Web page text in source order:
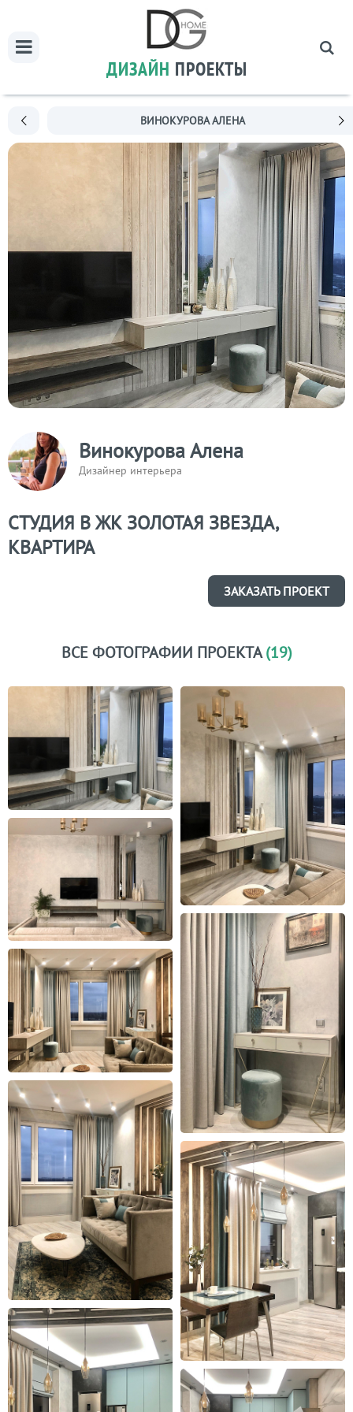
ДИЗАЙН ПРОЕКТЫ
ВИНОКУРОВА АЛЕНА
Винокурова Алена
Дизайнер интерьера
СТУДИЯ В ЖК ЗОЛОТАЯ ЗВЕЗДА,
КВАРТИРА
ЗАКАЗАТЬ ПРОЕКТ
ВСЕ ФОТОГРАФИИ ПРОЕКТА(19)